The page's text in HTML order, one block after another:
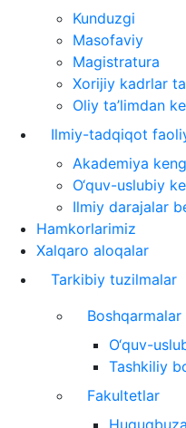
Kunduzgi
Masofaviy
Magistratura
Xorijiy kadrlar
Oliy ta’limdan
Ilmiy-tadqiqot
Akademiya
O‘quv-uslubiy
Ilmiy darajalar
Hamkorlarimiz
Xalqaro aloqalar
Tarkibiy tuzilmalar
Boshqarmalar
O‘quv-
Tashkiliy
Fakultetlar